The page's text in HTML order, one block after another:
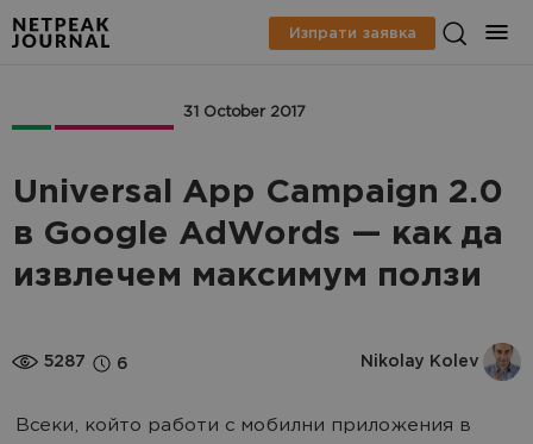
Изпрати заявка
31 October 2017
Universal App Campaign 2.0
в Google AdWords — как да
извлечем максимум ползи
5287 6 Nikolay Kolev
Всеки, който работи с мобилни приложения в